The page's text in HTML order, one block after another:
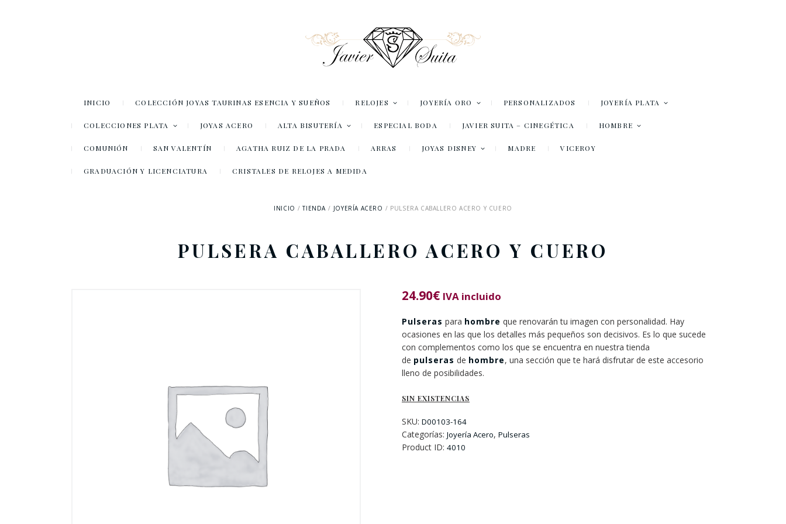
INICIO COLECCIÓN JOYAS TAURINAS ESENCIA Y SUEÑOS RELOJES JOYERÍA ORO PERSONALIZADOS JOYERÍA PLATA
COLECCIONES PLATA JOYAS ACERO ALTA BISUTERÍA ESPECIAL BODA JAVIER SUITA – CINEGÉTICA HOMBRE
COMUNIÓN SAN VALENTÍN AGATHA RUIZ DE LA PRADA ARRAS JOYAS DISNEY MADRE VICEROY
GRADUACIÓN Y LICENCIATURA CRISTALES DE RELOJES A MEDIDA
INICIO TIENDA JOYERÍA ACERO PULSERA CABALLERO ACERO Y CUERO
PULSERA CABALLERO ACERO Y CUERO
24.90€ IVA incluido
Pulseras para hombre que renovarán tu imagen con personalidad. Hay
ocasiones en las que los detalles más pequeños son decisivos. Es lo que sucede
con complementos como los que se encuentra en nuestra tienda
de pulseras de hombre, una sección que te hará disfrutar de este accesorio
lleno de posibilidades.
SIN EXISTENCIAS
SKU: D00103-164
Categorías: Joyería Acero, Pulseras
Product ID: 4010